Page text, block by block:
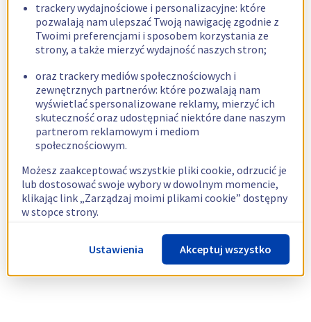
trackery wydajnościowe i personalizacyjne: które
pozwalają nam ulepszać Twoją nawigację zgodnie z
Twoimi preferencjami i sposobem korzystania ze
strony, a także mierzyć wydajność naszych stron;
oraz trackery mediów społecznościowych i
zewnętrznych partnerów: które pozwalają nam
wyświetlać spersonalizowane reklamy, mierzyć ich
skuteczność oraz udostępniać niektóre dane naszym
partnerom reklamowym i mediom
społecznościowym.
Możesz zaakceptować wszystkie pliki cookie, odrzucić je
lub dostosować swoje wybory w dowolnym momencie,
klikając link „Zarządzaj moimi plikami cookie” dostępny
w stopce strony.
Więcej informacji znajdziesz w naszejpolityce
dotyczącej wykorzystywania plików cookie.
Ustawienia Akceptuj wszystko